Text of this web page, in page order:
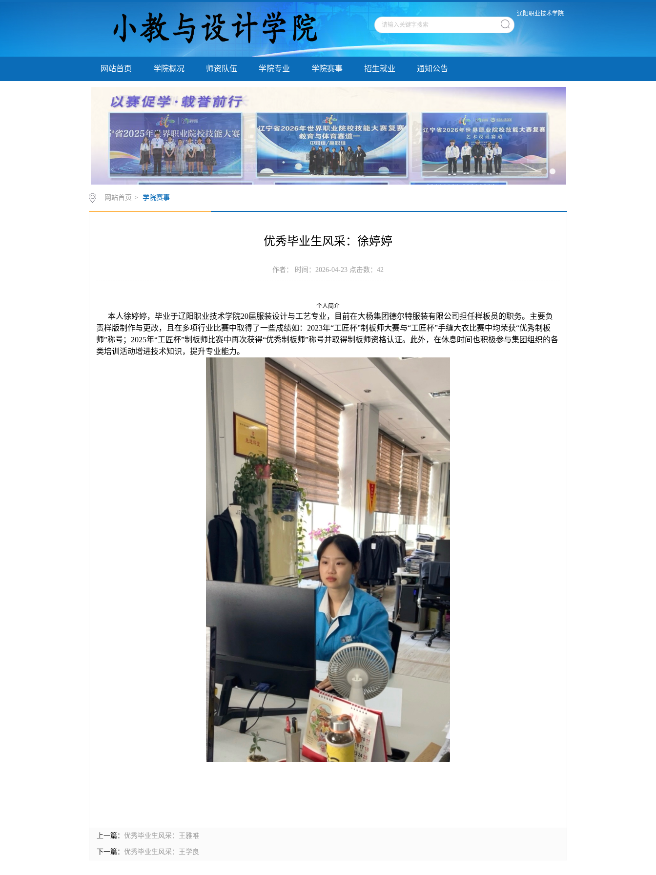
辽阳职业技术学院
网站首页 学院概况 师资队伍 学院专业 学院赛事 招生就业 通知公告
网站首页 > 学院赛事
优秀毕业生风采：徐婷婷
作者： 时间：2026-04-23 点击数： 42
个人简介
本人徐婷婷，毕业于辽阳职业技术学院20届服装设计与工艺专业，目前在大杨集团德尔特服装有限公司担任样板员的职务。主要负
责样版制作与更改，且在多项行业比赛中取得了一些成绩如：2023年“工匠杯”制板师大赛与“工匠杯”手缝大衣比赛中均荣获“优秀制板
师”称号；2025年“工匠杯”制板师比赛中再次获得“优秀制板师”称号并取得制板师资格认证。此外，在休息时间也积极参与集团组织的各
类培训活动增进技术知识，提升专业能力。
上一篇： 优秀毕业生风采：王雅唯
下一篇： 优秀毕业生风采：王学良